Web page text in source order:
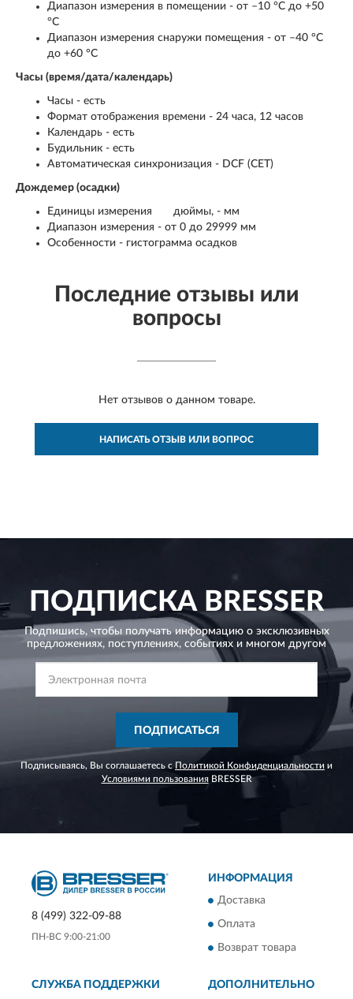
Диапазон измерения в помещении - от –10 °C до +50
°C
Диапазон измерения снаружи помещения - от –40 °C
до +60 °C
Часы (время/дата/календарь)
Часы - есть
Формат отображения времени - 24 часа, 12 часов
Календарь - есть
Будильник - есть
Автоматическая синхронизация - DCF (CET)
Дождемер (осадки)
Единицы измерения
дюймы, - мм
Диапазон измерения - от 0 до 29999 мм
Особенности - гистограмма осадков
Последние отзывы или
вопросы
Нет отзывов о данном товаре.
НАПИСАТЬ ОТЗЫВ ИЛИ ВОПРОС
ПОДПИСКА BRESSER
Подпишись, чтобы получать информацию о эксклюзивных
предложениях, поступлениях, событиях и многом другом
ПОДПИСАТЬСЯ
Подписываясь, Вы соглашаетесь с Политикой Конфиденциальности и
Условиями пользованияBRESSER
8 (499) 322-09-88
ПН-ВС 9:00-21:00
ИНФОРМАЦИЯ
Доставка
Оплата
Возврат товара
СЛУЖБА ПОДДЕРЖКИ ДОПОЛНИТЕЛЬНО